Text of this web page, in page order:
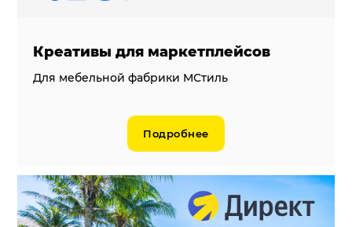
Креативы для маркетплейсов
Для мебельной фабрики МСтиль
Подробнее